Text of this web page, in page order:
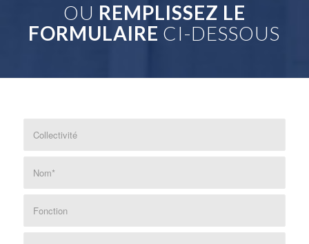
OU REMPLISSEZ LE
FORMULAIRE CI-DESSOUS